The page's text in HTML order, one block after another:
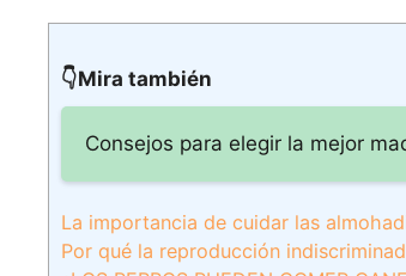
👇Mira también
Consejos para elegir la mejor
La importancia de cuidar las
Por qué la reproducción